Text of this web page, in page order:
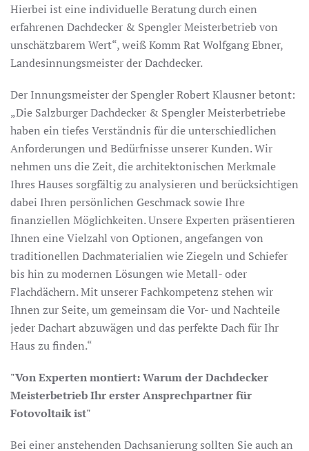
Hierbei ist eine individuelle Beratung durch einen
erfahrenen Dachdecker & Spengler Meisterbetrieb von
unschätzbarem Wert“, weiß Komm Rat Wolfgang Ebner,
Landesinnungsmeister der Dachdecker.
Der Innungsmeister der Spengler Robert Klausner betont:
„Die Salzburger Dachdecker & Spengler Meisterbetriebe
haben ein tiefes Verständnis für die unterschiedlichen
Anforderungen und Bedürfnisse unserer Kunden. Wir
nehmen uns die Zeit, die architektonischen Merkmale
Ihres Hauses sorgfältig zu analysieren und berücksichtigen
dabei Ihren persönlichen Geschmack sowie Ihre
finanziellen Möglichkeiten. Unsere Experten präsentieren
Ihnen eine Vielzahl von Optionen, angefangen von
traditionellen Dachmaterialien wie Ziegeln und Schiefer
bis hin zu modernen Lösungen wie Metall- oder
Flachdächern. Mit unserer Fachkompetenz stehen wir
Ihnen zur Seite, um gemeinsam die Vor- und Nachteile
jeder Dachart abzuwägen und das perfekte Dach für Ihr
Haus zu finden.“
"Von Experten montiert: Warum der Dachdecker
Meisterbetrieb Ihr erster Ansprechpartner für
Fotovoltaik ist"
Bei einer anstehenden Dachsanierung sollten Sie auch an